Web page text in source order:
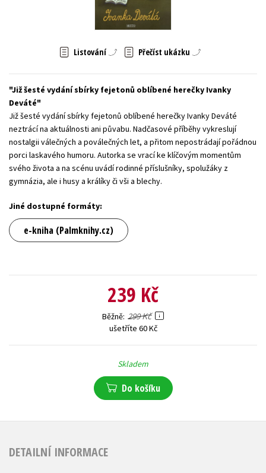
Zahraniční literatura
Listování Přečíst ukázku
Již šesté vydání sbírky fejetonů oblíbené herečky Ivanky
Deváté
Již šesté vydání sbírky fejetonů oblíbené herečky Ivanky Deváté
neztrácí na aktuálnosti ani půvabu. Nadčasové příběhy vykreslují
nostalgii válečných a poválečných let, a přitom nepostrádají pořádnou
porci laskavého humoru. Autorka se vrací ke klíčovým momentům
svého života a na scénu uvádí rodinné příslušníky, spolužáky z
gymnázia, ale i husy a králíky či vši a blechy.
Jiné dostupné formáty:
e-kniha (Palmknihy.cz)
239 Kč
Běžně 299 Kč
ušetříte 60 Kč
Skladem
Do košíku
DETAILNÍ INFORMACE